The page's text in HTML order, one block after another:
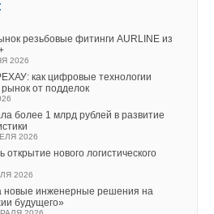
резьбовые фитинги AURLINE из
2026
как цифровые технологии
от подделок
более 1 млрд рублей в развитие
2026
открытие нового логистического
2026
новые инженерные решения на
будущего»
торговой маркой
2024
2024
запуск
пятислойной трубы PE-X
2023
выпуск модульных тепловых
2023
приборов
бассейнов
Dantherm Group
ряда Dantherm
2017
осушителей Aerial
2017
Dantherm для бассейнов
2017
Dantherm Combo
2015
Уведомления отключены